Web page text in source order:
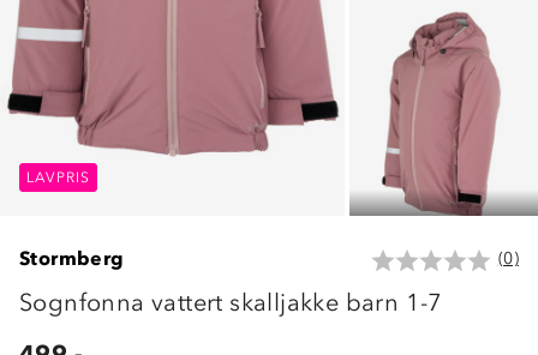
LAVPRIS LAVPRIS
LAVPRIS
Stormberg (0)
Sognfonna vattert skalljakke barn 1-7